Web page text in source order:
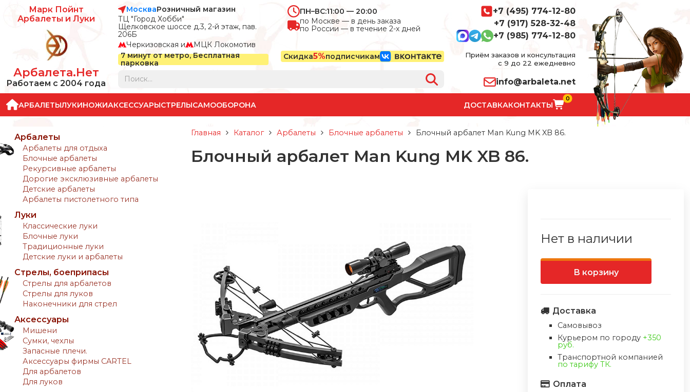
Марк Пойнт
Арбалеты и Луки
Арбалета.Нет
Работаем с 2004 года
МоскваРозничный магазин
ТЦ "Город Хобби"
Щелковское шоссе д.3, 2-й этаж, пав.
206Б
Черкизовская и
МЦК Локомотив
ПН–ВС:11:00 — 20:00
по Москве — в день заказа
по России — в течение 2-х дней
7 минут от метро, Бесплатная
парковка
Скидка5%подписчикам
+7 (495) 774-12-80
+7 (917) 528-32-48
+7 (985) 774-12-80
Приём заказов и консультация
с 9 до 22 ежедневно
info@arbaleta.net
АРБАЛЕТЫЛУКИНОЖИАКСЕССУАРЫСТРЕЛЫСАМООБОРОНА ДОСТАВКАКОНТАКТЫ
0
Арбалеты
Арбалеты для отдыха
Блочные арбалеты
Рекурсивные арбалеты
Дорогие эксклюзивные арбалеты
Детские арбалеты
Арбалеты пистолетного типа
Луки
Классические луки
Блочные луки
Традиционные луки
Детские луки и арбалеты
Стрелы, боеприпасы
Стрелы для арбалетов
Стрелы для луков
Наконечники для стрел
Аксессуары
Мишени
Сумки, чехлы
Запасные плечи.
Аксессуары фирмы CARTEL
Для арбалетов
Для луков
Главная Каталог Арбалеты Блочные арбалеты Блочный арбалет Man Kung MK XB 86.
Блочный арбалет Man Kung MK XB 86.
Нет в наличии
В корзину
Доставка
Самовывоз
Курьером по городу +350
руб.
Транспортной компанией
по тарифу ТК.
Оплата